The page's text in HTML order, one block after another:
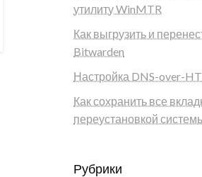
утилиту WinMTR
Как выгрузить и
Bitwarden
Настройка DNS-over-
Как сохранить все
переустановкой
Рубрики